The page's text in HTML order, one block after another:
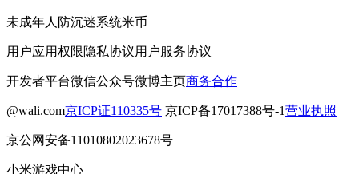
未成年人防沉迷系统米币
用户应用权限隐私协议用户服务协议
开发者平台微信公众号微博主页商务合作
@wali.com京ICP证110335号 京ICP备17017388号-1营业执照
京公网安备11010802023678号
小米游戏中心